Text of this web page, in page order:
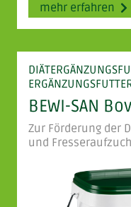
mehr erfahren
BEWI-SAN
Zur Förderung der
und